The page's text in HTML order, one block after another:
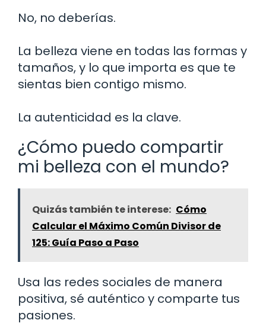
No, no deberías.
La belleza viene en todas las formas y
tamaños, y lo que importa es que te
sientas bien contigo mismo.
La autenticidad es la clave.
¿Cómo puedo compartir
mi belleza con el mundo?
Quizás también te interese: Cómo
Calcular el Máximo Común Divisor de
125: Guía Paso a Paso
Usa las redes sociales de manera
positiva, sé auténtico y comparte tus
pasiones.